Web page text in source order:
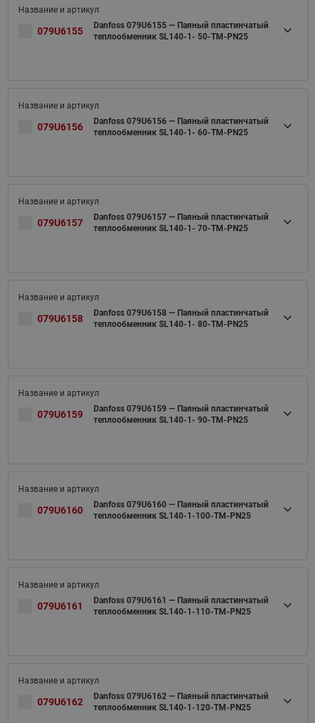
079U6155
Danfoss 079U6155 — Паяный пластинчатый
теплообменник SL140-1- 50-TM-PN25
079U6156
Danfoss 079U6156 — Паяный пластинчатый
теплообменник SL140-1- 60-TM-PN25
079U6157
Danfoss 079U6157 — Паяный пластинчатый
теплообменник SL140-1- 70-TM-PN25
079U6158
Danfoss 079U6158 — Паяный пластинчатый
теплообменник SL140-1- 80-TM-PN25
079U6159
Danfoss 079U6159 — Паяный пластинчатый
теплообменник SL140-1- 90-TM-PN25
079U6160
Danfoss 079U6160 — Паяный пластинчатый
теплообменник SL140-1-100-TM-PN25
079U6161
Danfoss 079U6161 — Паяный пластинчатый
теплообменник SL140-1-110-TM-PN25
079U6162
Danfoss 079U6162 — Паяный пластинчатый
теплообменник SL140-1-120-TM-PN25